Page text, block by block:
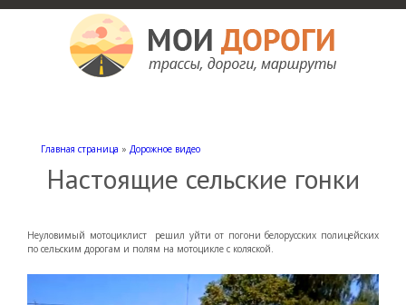
Главная страница » Дорожное видео
Настоящие сельские гонки
Неуловимый мотоциклист решил уйти от погони белорусских полицейских
по сельским дорогам и полям на мотоцикле с коляской.